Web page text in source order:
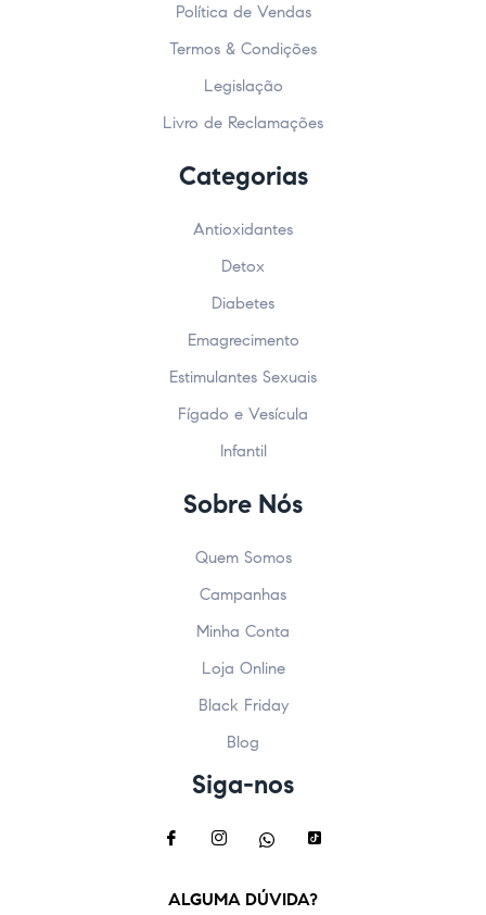
Política de Vendas
Termos & Condições
Legislação
Livro de Reclamações
Categorias
Antioxidantes
Detox
Diabetes
Emagrecimento
Estimulantes Sexuais
Fígado e Vesícula
Infantil
Sobre Nós
Quem Somos
Campanhas
Minha Conta
Loja Online
Black Friday
Blog
Siga-nos
ALGUMA DÚVIDA?